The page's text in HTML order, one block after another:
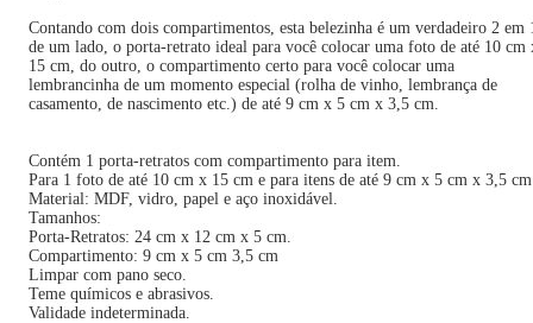
Contando com dois compartimentos, esta belezinha é um verdadeiro 2 em
de um lado, o porta-retrato ideal para você colocar uma foto de até 10 cm
15 cm, do outro, o compartimento certo para você colocar uma
lembrancinha de um momento especial (rolha de vinho, lembrança de
casamento, de nascimento etc.) de até 9 cm x 5 cm x 3,5 cm.
Contém 1 porta-retratos com compartimento para item.
Para 1 foto de até 10 cm x 15 cm e para itens de até 9 cm x 5 cm x 3,5
Material: MDF, vidro, papel e aço inoxidável.
Tamanhos:
Porta-Retratos: 24 cm x 12 cm x 5 cm.
Compartimento: 9 cm x 5 cm 3,5 cm
Limpar com pano seco.
Teme químicos e abrasivos.
Validade indeterminada.